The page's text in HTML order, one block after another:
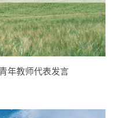
年教师代表发言